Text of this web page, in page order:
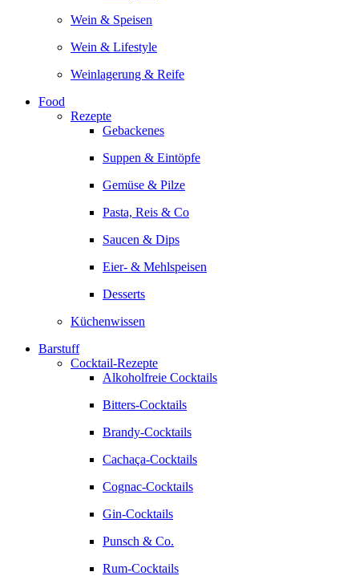
Wein & Speisen
Wein & Lifestyle
Weinlagerung & Reife
Food
Rezepte
Gebackenes
Suppen & Eintöpfe
Gemüse & Pilze
Pasta, Reis & Co
Saucen & Dips
Eier- & Mehlspeisen
Desserts
Küchenwissen
Barstuff
Cocktail-Rezepte
Alkoholfreie Cocktails
Bitters-Cocktails
Brandy-Cocktails
Cachaça-Cocktails
Cognac-Cocktails
Gin-Cocktails
Punsch & Co.
Rum-Cocktails